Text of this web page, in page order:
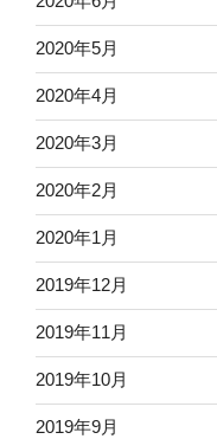
2020年5月
2020年4月
2020年3月
2020年2月
2020年1月
2019年12月
2019年11月
2019年10月
2019年9月